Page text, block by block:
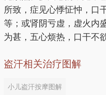
所致，症见心悸怔忡，口
等；或肾阴亏虚，虚火内
为甚，五心烦热，口干不
盗汗相关治疗图解
小儿盗汗按摩图解